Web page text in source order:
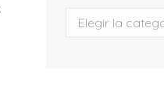
Categorías